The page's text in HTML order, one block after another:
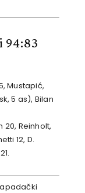
94:83
Mustapić,
5 as), Bilan
20, Reinholt,
12, D.